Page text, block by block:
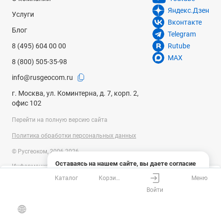
Оставаясь на нашем сайте, вы даете согласие
на использование файлов cookies и сбор данных
системами веб-аналитики
Услуги
Блог
8 (495) 604 00 00
8 (800) 505-35-98
info@rusgeocom.ru
г. Москва, ул. Коминтерна, д. 7, корп. 2,
офис 102
Яндекс.Дзен
Вконтакте
Telegram
Rutube
MAX
Перейти на полную версию сайта
Политика обработки персональных данных
© Русгеоком, 2006-2026
Информация на сайте носит справочный характер и не является
публичной офертой, определяемой положениями Статьи 437
Гражданского кодекса Российской Федерации. Технические
изменены производителем без предварительного уведомления.
Уточняйте информацию у наших менеджеров.
Каталог
Корзина
Войти
Меню